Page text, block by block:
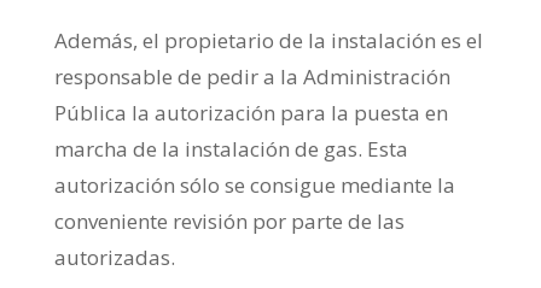
Además, el propietario de la instalación es el
responsable de pedir a la Administración
Pública la autorización para la puesta en
marcha de la instalación de gas. Esta
autorización sólo se consigue mediante la
conveniente revisión por parte de las
autorizadas.